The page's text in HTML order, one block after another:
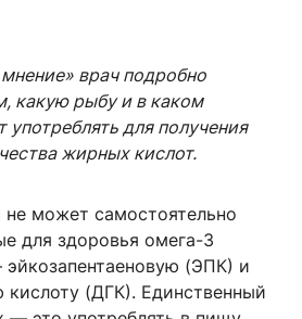
врач подробно
какую рыбу и в каком
употреблять для получения
жирных кислот.
не может самостоятельно
для здоровья омега-3
(ЭПК) и
кислоту (ДГК). Единственный